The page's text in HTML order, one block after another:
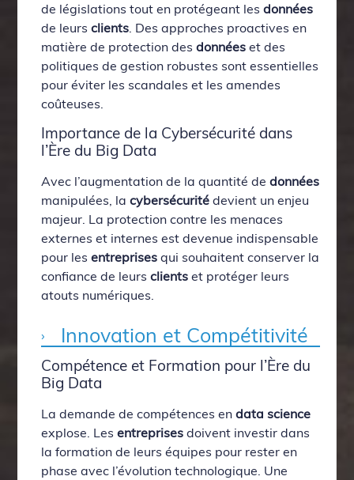
de législations tout en protégeant lesdonnées
de leursclients. Des approches proactives en
matière de protection desdonnées et des
politiques de gestion robustes sont essentielles
pour éviter les scandales et les amendes
coûteuses.
Importance de la Cybersécurité dans
l’Ère du Big Data
Avec l’augmentation de la quantité dedonnées
manipulées, lacybersécurité devient un enjeu
majeur. La protection contre les menaces
externes et internes est devenue indispensable
pour lesentreprises qui souhaitent conserver la
confiance de leursclients et protéger leurs
atouts numériques.
Innovation et Compétitivité
Compétence et Formation pour l’Ère du
Big Data
La demande de compétences endata science
explose. Lesentreprises doivent investir dans
la formation de leurs équipes pour rester en
phase avec l’évolution technologique. Une